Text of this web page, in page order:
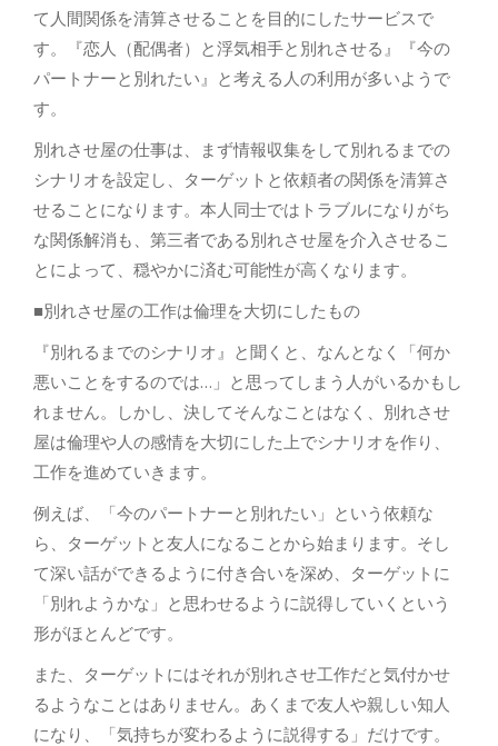
て人間関係を清算させることを目的にしたサービスで
す。『恋人（配偶者）と浮気相手と別れさせる』『今の
パートナーと別れたい』と考える人の利用が多いようで
す。
別れさせ屋の仕事は、まず情報収集をして別れるまでの
シナリオを設定し、ターゲットと依頼者の関係を清算さ
せることになります。本人同士ではトラブルになりがち
な関係解消も、第三者である別れさせ屋を介入させるこ
とによって、穏やかに済む可能性が高くなります。
■別れさせ屋の工作は倫理を大切にしたもの
『別れるまでのシナリオ』と聞くと、なんとなく「何か
悪いことをするのでは…」と思ってしまう人がいるかもし
れません。しかし、決してそんなことはなく、別れさせ
屋は倫理や人の感情を大切にした上でシナリオを作り、
工作を進めていきます。
例えば、「今のパートナーと別れたい」という依頼な
ら、ターゲットと友人になることから始まります。そし
て深い話ができるように付き合いを深め、ターゲットに
「別れようかな」と思わせるように説得していくという
形がほとんどです。
また、ターゲットにはそれが別れさせ工作だと気付かせ
るようなことはありません。あくまで友人や親しい知人
になり、「気持ちが変わるように説得する」だけです。